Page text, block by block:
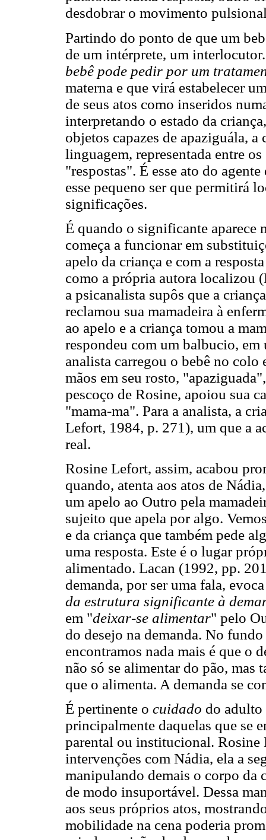
desdobrar o movimento
Partindo do ponto de que um
de um intérprete, um
bebê pode pedir por um
materna e que virá estabelecer
de seus atos como inseridos
interpretando o estado da
objetos capazes de apaziguála,
linguagem, representada entre
"respostas". É esse ato do
esse pequeno ser que permitirá
significações.
É quando o significante aparece
começa a funcionar em
apelo da criança e com a
como a própria autora localizou
a psicanalista supôs que a
reclamou sua mamadeira à
ao apelo e a criança tomou a
respondeu com um balbucio,
analista carregou o bebê no colo
mãos em seu rosto,
pescoço de Rosine, apoiou sua
"mama-ma". Para a analista, a
Lefort, 1984, p. 271), um que a
real.
Rosine Lefort, assim, acabou
quando, atenta aos atos de
um apelo ao Outro pela
sujeito que apela por algo.
e da criança que também pede
uma resposta. Este é o lugar
alimentado. Lacan (1992, pp.
demanda, por ser uma fala,
da estrutura significante à
em "deixar-se alimentar" pelo
do desejo na demanda. No
encontramos nada mais é que o
não só se alimentar do pão, mas
que o alimenta. A demanda se
É pertinente o cuidado do adulto
principalmente daquelas que se
parental ou institucional. Rosine
intervenções com Nádia, ela a
manipulando demais o corpo da
de modo insuportável. Dessa
aos seus próprios atos,
mobilidade na cena poderia